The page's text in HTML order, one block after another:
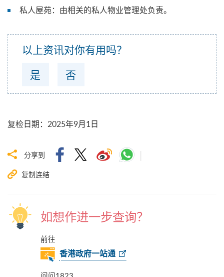
私人屋苑：由相关的私人物业管理处负责。
以上资讯对你有用吗？
是
否
复检日期： 2025年9月1日
分享到
复制连结
如想作进一步查询？
前往
香港政府一站通